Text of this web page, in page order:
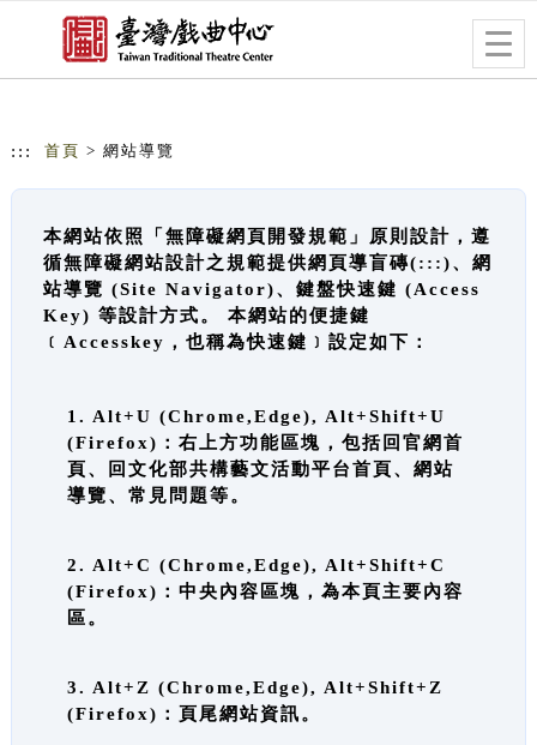
跳到主要內容
網站導覽
::: 首頁 > 網站導覽
本網站依照「無障礙網頁開發規範」原則設計，遵
循無障礙網站設計之規範提供網頁導盲磚(:::)、網
站導覽 (Site Navigator)、鍵盤快速鍵 (Access
Key) 等設計方式。 本網站的便捷鍵
﹝Accesskey，也稱為快速鍵﹞設定如下：
1. Alt+U (Chrome,Edge), Alt+Shift+U
(Firefox)：右上方功能區塊，包括回官網首
頁、回文化部共構藝文活動平台首頁、網站
導覽、常見問題等。
2. Alt+C (Chrome,Edge), Alt+Shift+C
(Firefox)：中央內容區塊，為本頁主要內容
區。
3. Alt+Z (Chrome,Edge), Alt+Shift+Z
(Firefox)：頁尾網站資訊。